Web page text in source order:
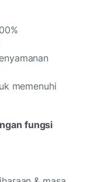
memenuhi
fungsi